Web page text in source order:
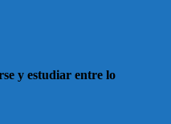
y estudiar entre lo